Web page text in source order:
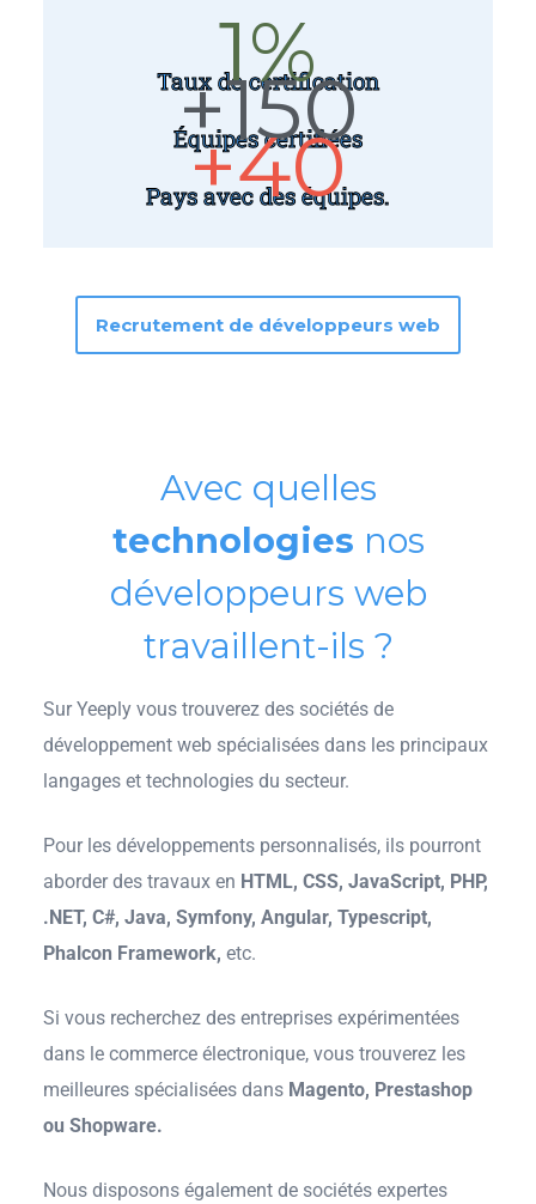
Taux de certification
1%
Équipes certifiées
+150
Pays avec des équipes.
+40
Recrutement de développeurs web
Avec quelles
technologies nos
développeurs web
travaillent-ils ?
Sur Yeeply vous trouverez des sociétés de
développement web spécialisées dans les principaux
langages et technologies du secteur.
Pour les développements personnalisés, ils pourront
aborder des travaux en HTML, CSS, JavaScript, PHP,
.NET, C#, Java, Symfony, Angular, Typescript,
Phalcon Framework, etc.
Si vous recherchez des entreprises expérimentées
dans le commerce électronique, vous trouverez les
meilleures spécialisées dans Magento, Prestashop
ou Shopware.
Nous disposons également de sociétés expertes